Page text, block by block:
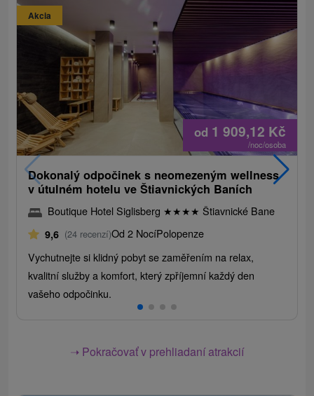
Akcia
od 1 909,12 Kč
/noc/osoba
Dokonalý odpočinek s neomezeným wellness
v útulném hotelu ve Štiavnických Baních
Boutique Hotel Siglisberg ★★★★ Štiavnické Bane
9,6 (24 recenzí)Od 2 NocíPolopenze
Vychutnejte si klidný pobyt se zaměřením na relax,
kvalitní služby a komfort, který zpříjemní každý den
vašeho odpočinku.
➝ Pokračovať v prehliadaní atrakcií